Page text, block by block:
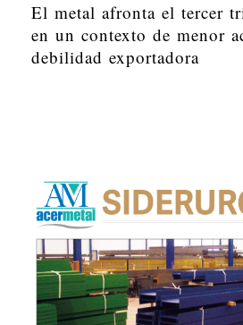
El metal afronta el tercer
en un contexto de menor
debilidad exportadora